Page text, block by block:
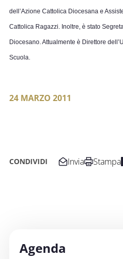
dell’Azione Cattolica Diocesana e
Cattolica Ragazzi. Inoltre, è stato
Diocesano. Attualmente è Direttore
Scuola.
24 MARZO 2011
CONDIVIDI Invia Stampa
Agenda